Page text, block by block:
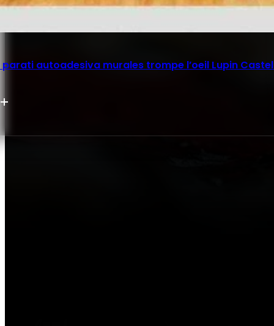
autoadesiva murales trompe l’oeil Lupin